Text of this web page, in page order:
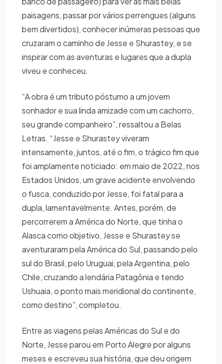
paisagens, passar por vários perrengues (alguns
bem divertidos), conhecer inúmeras pessoas que
cruzaram o caminho de Jesse e Shurastey, e se
inspirar com as aventuras e lugares que a dupla
viveu e conheceu.
“A obra é um tributo póstumo a um jovem
sonhador e sua linda amizade com um cachorro,
seu grande companheiro”, ressaltou a Belas
Letras. “Jesse e Shurastey viveram
intensamente, juntos, até o fim, o trágico fim que
foi amplamente noticiado: em maio de 2022, nos
Estados Unidos, um grave acidente envolvendo
o fusca, conduzido por Jesse, foi fatal para a
dupla, lamentavelmente. Antes, porém, de
percorrerem a América do Norte, que tinha o
Alasca como objetivo, Jesse e Shurastey se
aventuraram pela América do Sul, passando pelo
sul do Brasil, pelo Uruguai, pela Argentina, pelo
Chile, cruzando a lendária Patagônia e tendo
Ushuaia, o ponto mais meridional do continente,
como destino”, completou.
Entre as viagens pelas Américas do Sul e do
Norte, Jesse parou em Porto Alegre por alguns
meses e escreveu sua história, que deu origem